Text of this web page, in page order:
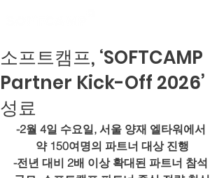
소프트캠프, ‘SOFTCAMP
Partner Kick-Off 2026’
성료
-2월 4일 수요일, 서울 양재 엘타워에서
약 150여명의 파트너 대상 진행
-전년 대비 2배 이상 확대된 파트너 참석